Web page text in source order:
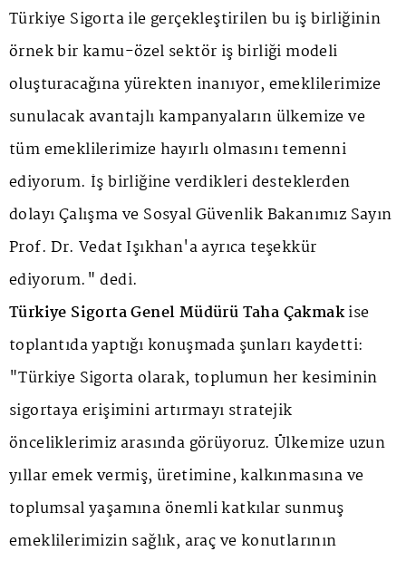
Türkiye Sigorta ile gerçekleştirilen bu iş birliğinin
örnek bir kamu-özel sektör iş birliği modeli
oluşturacağına yürekten inanıyor, emeklilerimize
sunulacak avantajlı kampanyaların ülkemize ve
tüm emeklilerimize hayırlı olmasını temenni
ediyorum. İş birliğine verdikleri desteklerden
dolayı Çalışma ve Sosyal Güvenlik Bakanımız Sayın
Prof. Dr. Vedat Işıkhan'a ayrıca teşekkür
ediyorum." dedi.
Türkiye Sigorta Genel Müdürü Taha Çakmakise
toplantıda yaptığı konuşmada şunları kaydetti:
"Türkiye Sigorta olarak, toplumun her kesiminin
sigortaya erişimini artırmayı stratejik
önceliklerimiz arasında görüyoruz. Ülkemize uzun
yıllar emek vermiş, üretimine, kalkınmasına ve
toplumsal yaşamına önemli katkılar sunmuş
emeklilerimizin sağlık, araç ve konutlarının